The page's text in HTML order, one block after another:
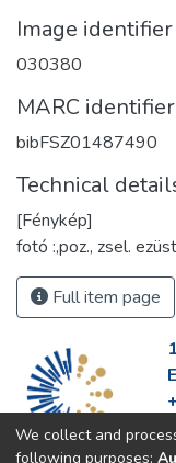
Image identifier
030380
MARC identifier
bibFSZ01487490
Technical
[Fénykép]
fotó :,poz., zsel.
Full item page
We collect and
following purposes: